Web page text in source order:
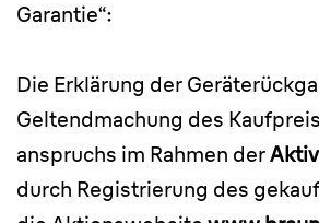
Garantie“:
Die Erklärung der
Geltendmachung des
anspruchs im Rahmen der
durch Registrierung des